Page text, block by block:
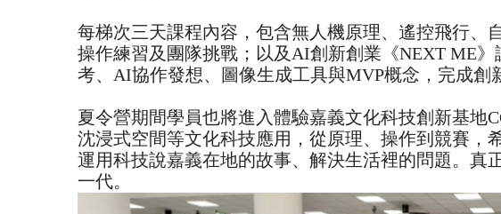
每梯次三天課程內容，包含無人機原理、遙控飛行、
操作練習及團隊挑戰；以及AI創新創業《NEXT ME
考、AI協作發想、圖像生成工具與MVP概念，完成創
夏令營期間學員也將進入體驗嘉義文化科技創新基地
沈浸式空間等文化科技應用，從原理、操作到競賽，
運用科技說嘉義在地的故事、解決生活裡的問題。真
一代。